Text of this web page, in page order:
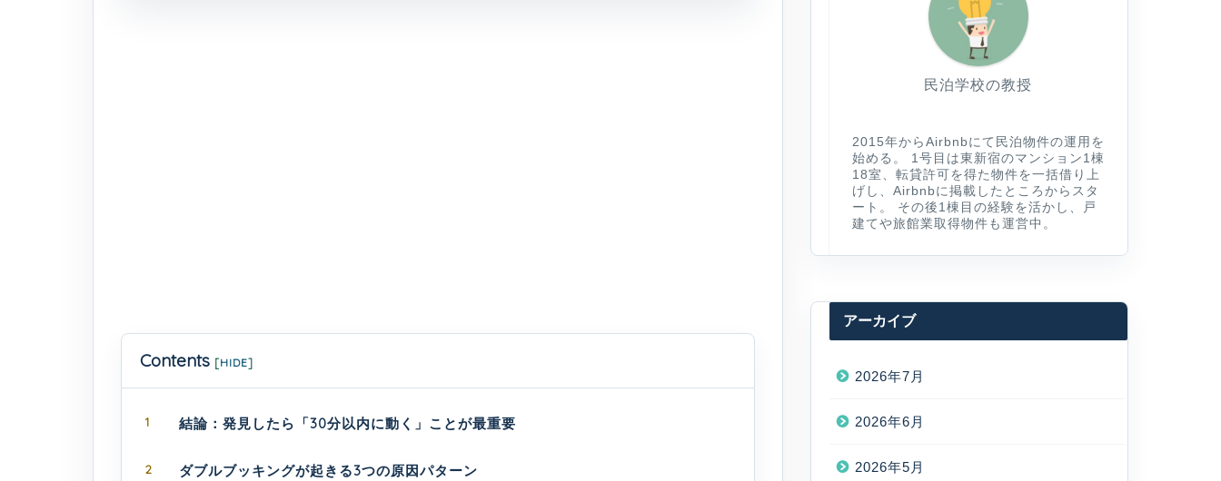
Contents [HIDE]
1 結論：発見したら「30分以内に動く」ことが最重要
2 ダブルブッキングが起きる3つの原因パターン
民泊学校の教授
2015年からAirbnbにて民泊物件の運用を
始める。 1号目は東新宿のマンション1棟
18室、転貸許可を得た物件を一括借り上
げし、Airbnbに掲載したところからスタ
ート。 その後1棟目の経験を活かし、戸
建てや旅館業取得物件も運営中。
アーカイブ
2026年7月
2026年6月
2026年5月